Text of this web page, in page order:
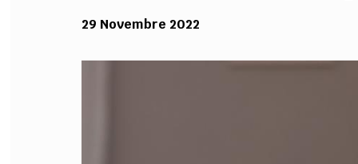
STORIA E
29 Novembre 2022